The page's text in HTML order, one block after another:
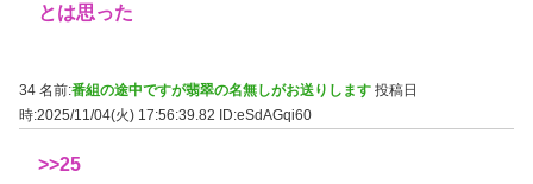
とは思った
34 名前:番組の途中ですが翡翠の名無しがお送りします 投稿日
時:2025/11/04(火) 17:56:39.82
ID:eSdAGqi60
>>25